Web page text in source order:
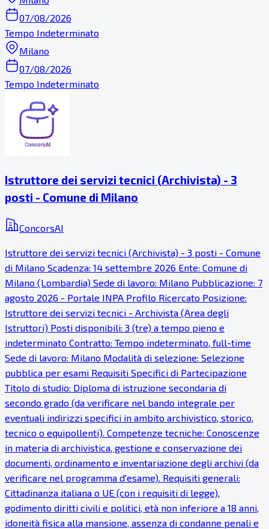
07/08/2026
Tempo Indeterminato
Milano
07/08/2026
Tempo Indeterminato
Istruttore dei servizi tecnici (Archivista) - 3
posti - Comune di Milano
ConcorsAI
Istruttore dei servizi tecnici (Archivista) - 3 posti - Comune
di Milano Scadenza: 14 settembre 2026 Ente: Comune di
Milano (Lombardia) Sede di lavoro: Milano Pubblicazione: 7
agosto 2026 - Portale INPA Profilo Ricercato Posizione:
Istruttore dei servizi tecnici - Archivista (Area degli
Istruttori) Posti disponibili: 3 (tre) a tempo pieno e
indeterminato Contratto: Tempo indeterminato, full-time
Sede di lavoro: Milano Modalità di selezione: Selezione
pubblica per esami Requisiti Specifici di Partecipazione
Titolo di studio: Diploma di istruzione secondaria di
secondo grado (da verificare nel bando integrale per
eventuali indirizzi specifici in ambito archivistico, storico,
tecnico o equipollenti). Competenze tecniche: Conoscenze
in materia di archivistica, gestione e conservazione dei
documenti, ordinamento e inventariazione degli archivi (da
verificare nel programma d'esame). Requisiti generali:
Cittadinanza italiana o UE (con i requisiti di legge),
godimento diritti civili e politici, età non inferiore a 18 anni,
idoneità fisica alla mansione, assenza di condanne penali e